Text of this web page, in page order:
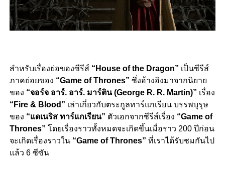
สำหรับเรื่องย่อของซีรีส์ “House of the Dragon” เป็นซีรีส์
ภาคย่อยของ “Game of Thrones” ซึ่งอ้างอิงมาจากนิยาย
ของ “จอร์จ อาร์. อาร์. มาร์ติน (George R. R. Martin)” เรื่อง
“Fire & Blood” เล่าเกี่ยวกับตระกูลทาร์แกเรียน บรรพบุรุษ
ของ “แดเนริส ทาร์แกเรียน” ตัวเอกจากซีรีส์เรื่อง “Game of
Thrones” โดยเรื่องราวทั้งหมดจะเกิดขึ้นเมื่อราว 200 ปีก่อน
จะเกิดเรื่องราวใน“Game of Thrones” ที่เราได้รับชมกันไป
แล้ว 6 ซีซัน